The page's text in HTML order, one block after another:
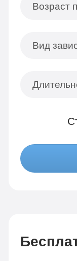
Возраст
Вид